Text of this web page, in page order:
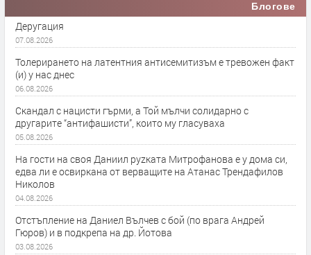
Блогове
Деругация
07.08.2026
Толерирането на латентния антисемитизъм е тревожен факт
(и) у нас днес
06.08.2026
Скандал с нацисти гърми, а Той мълчи солидарно с
другарите “антифашисти”, които му гласуваха
05.08.2026
На гости на своя Даниил руzката Митрофанова е у дома си,
едва ли е освиркана от верващите на Атанас Трендафилов
Николов
04.08.2026
Отстъпление на Даниел Вълчев с бой (по врага Андрей
Гюров) и в подкрепа на др. Йотова
03.08.2026